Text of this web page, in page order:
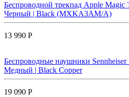
Беспроводной трекпад Apple Magic
Черный | Black (MXKA3AM/A)
13 990 Р
Беспроводные наушники Sennheiser
Медный | Black Copper
19 090 Р